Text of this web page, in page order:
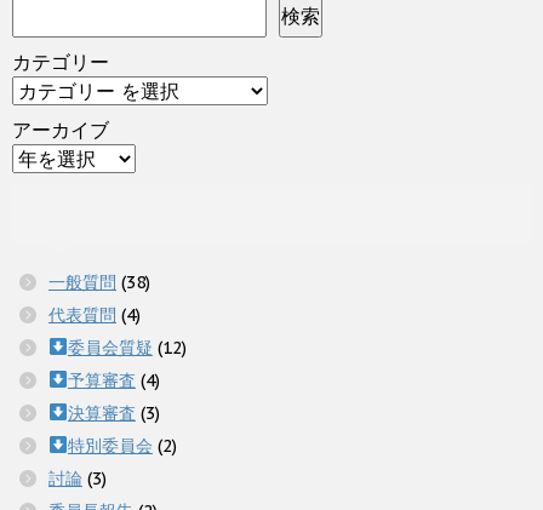
検索
カテゴリー
アーカイブ
一般質問 (38)
代表質問 (4)
委員会質疑 (12)
予算審査 (4)
決算審査 (3)
特別委員会 (2)
討論 (3)